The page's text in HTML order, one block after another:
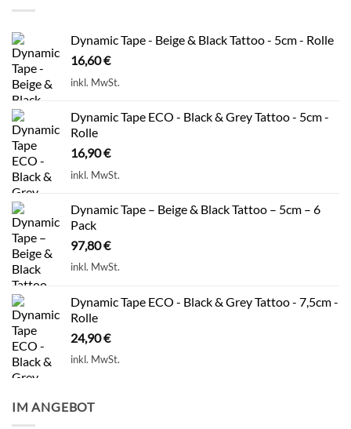
Dynamic Tape - Beige & Black Tattoo - 5cm - Rolle
16,60€
inkl. MwSt.
Dynamic Tape ECO - Black & Grey Tattoo - 5cm -
Rolle
16,90€
inkl. MwSt.
Dynamic Tape – Beige & Black Tattoo – 5cm – 6
Pack
97,80€
inkl. MwSt.
Dynamic Tape ECO - Black & Grey Tattoo - 7,5cm -
Rolle
24,90€
inkl. MwSt.
IM ANGEBOT